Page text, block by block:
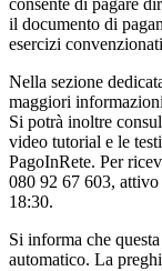
consente di pagare
il documento di
esercizi
Nella sezione
maggiori
Si potrà inoltre
video tutorial e le
PagoInRete. Per
080 92 67 603,
18:30.
Si informa che
automatico. La